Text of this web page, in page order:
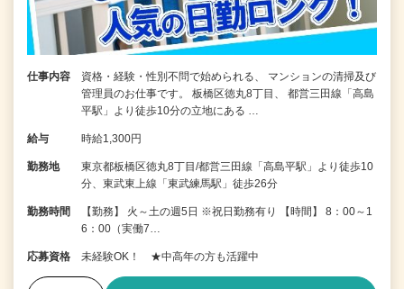
仕事内容
資格・経験・性別不問で始められる、 マンションの清掃及び
管理員のお仕事です。 板橋区徳丸8丁目、 都営三田線「高島
平駅」より徒歩10分の立地にある …
給与 時給1,300円
勤務地
東京都板橋区徳丸8丁目/都営三田線「高島平駅」より徒歩10
分、東武東上線「東武練馬駅」徒歩26分
勤務時間
【勤務】 火～土の週5日 ※祝日勤務有り 【時間】 8：00～1
6：00（実働7…
応募資格 未経験OK！ ★中高年の方も活躍中